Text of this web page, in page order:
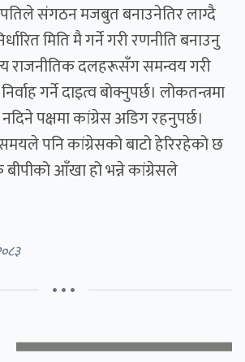
संगठन मजबुत बनाउनेतिर लाग्दै
मिति मै गर्ने गरी रणनीति बनाउनु
राजनीतिक दलहरूसँग समन्वय गरी
गर्ने दाइत्व बोक्नुपर्छ। लोकतन्त्रमा
पक्षमा कांग्रेस अडिग रहनुपर्छ।
पनि कांग्रेसको बाटो हेरिरहेको छ
आँखा हो भन्ने कांग्रेसले
• • •